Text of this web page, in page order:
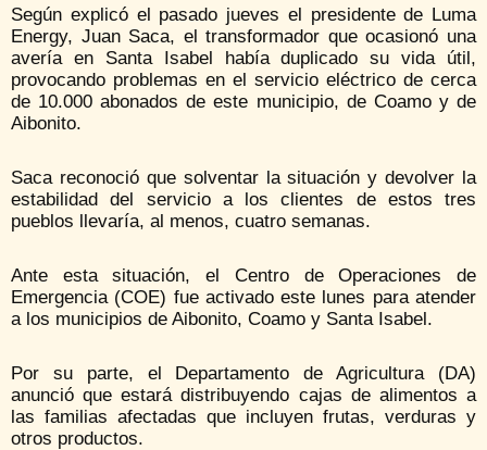
Según explicó el pasado jueves el presidente de Luma
Energy, Juan Saca, el transformador que ocasionó una
avería en Santa Isabel había duplicado su vida útil,
provocando problemas en el servicio eléctrico de cerca
de 10.000 abonados de este municipio, de Coamo y de
Aibonito.
Saca reconoció que solventar la situación y devolver la
estabilidad del servicio a los clientes de estos tres
pueblos llevaría, al menos, cuatro semanas.
Ante esta situación, el Centro de Operaciones de
Emergencia (COE) fue activado este lunes para atender
a los municipios de Aibonito, Coamo y Santa Isabel.
Por su parte, el Departamento de Agricultura (DA)
anunció que estará distribuyendo cajas de alimentos a
las familias afectadas que incluyen frutas, verduras y
otros productos.